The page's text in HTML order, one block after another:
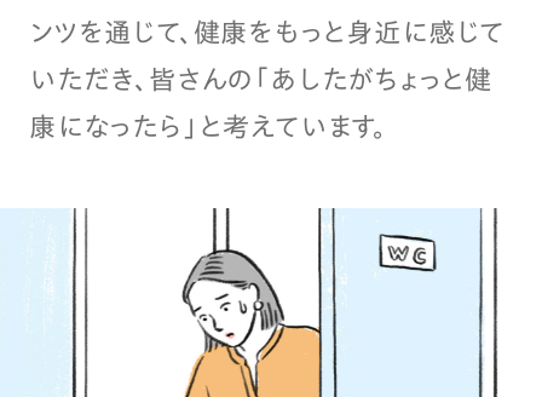
ンツを通じて、健康をもっと身近に感じて
いただき、皆さんの「あしたがちょっと健
康になったら」と考えています。